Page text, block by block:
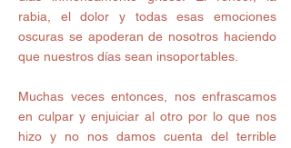
rabia, el dolor y todas esas emociones
oscuras se apoderan de nosotros haciendo
que nuestros días sean insoportables.
Muchas veces entonces, nos enfrascamos
en culpar y enjuiciar al otro por lo que nos
hizo y no nos damos cuenta del terrible